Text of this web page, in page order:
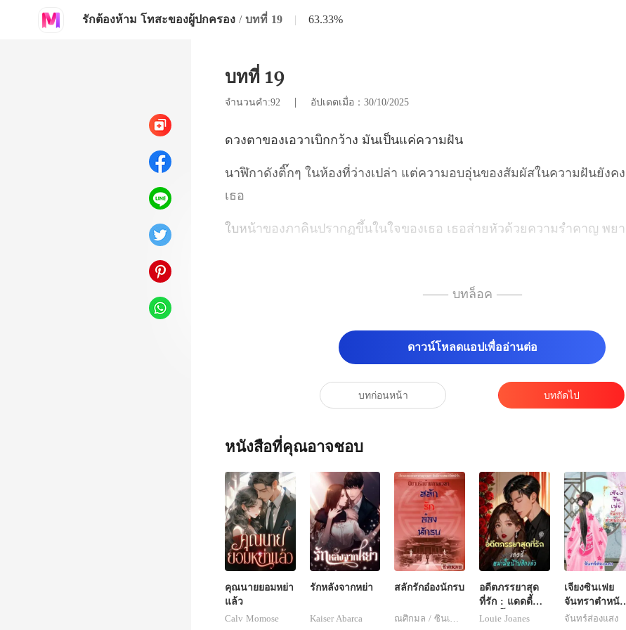
รักต้องห้าม โทสะของผู้ปกครอง / บทที่ 19 | 63.33%
บทที่ 19
จำนวนคำ:92 | อัปเดตเมื่อ：30/10/2025
บิกกว้าง มันเ
ปล่า แต่ความอบอุ่นของสัมผัสใน
จของเธอ เธอส่ายหัวด้วยความ
่อไป คนในความฝันของเ
—— บทล็อค ——
ดาวน์โหลดแอปเพื่ออ่านต่อ
บทก่อนหน้า บทถัดไป
หนังสือที่คุณอาจชอบ
คุณนายยอมหย่า
แล้ว
Calv Momose
รักหลังจากหย่า
Kaiser Abarca
สลักรักอ๋องนักรบ
อดีตภรรยาสุด
ที่รัก : แดดดี้
หม่ามี๊หนีไปอีก
Louie Joanes
เจียงซินเฟย
จันทราตำหนัก
เย็น
จันทร์ส่องแสง